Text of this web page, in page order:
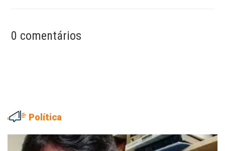
0 comentários
Política